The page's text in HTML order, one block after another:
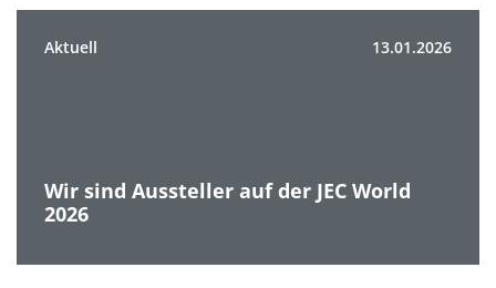
Aktuell 13.01.2026
Wir sind Aussteller auf der JEC World
2026